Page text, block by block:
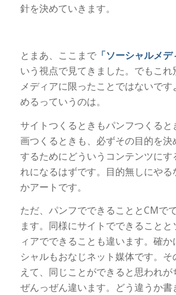
針を決めていきます。
とまあ、ここまで「ソーシャルメデ
いう視点で見てきました。でもこ
メディアに限ったことではないで
めるっていうのは。
サイトつくるときもパンフつくると
画つくるときも、必ずその目的を決
するためにどういうコンテンツにす
れになるはずです。目的無しにやる
かアートです。
ただ、パンフでできることとCMで
ます。同様にサイトでできること
ィアでできることも違います。確
シャルもおなじネット媒体です。そ
えて、同じことができると思われが
ぜんっぜん違います。どう違うか書